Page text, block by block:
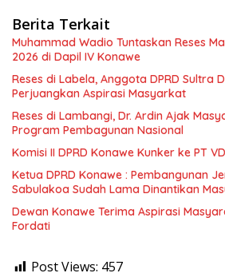
Berita Terkait
Muhammad Wadio Tuntaskan Reses
2026 di Dapil IV Konawe
Reses di Labela, Anggota DPRD Sultra
Perjuangkan Aspirasi Masyarkat
Reses di Lambangi, Dr. Ardin Ajak
Program Pembagunan Nasional
Komisi II DPRD Konawe Kunker ke PT
Ketua DPRD Konawe : Pembangunan
Sabulakoa Sudah Lama Dinantikan
Dewan Konawe Terima Aspirasi
Fordati
Post Views: 457